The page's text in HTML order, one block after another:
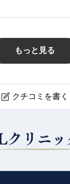
いる可能性はある
ﾉ⁠✧★待ち時間等
日にて〜8:10 既に
。その時点では20数
歴数回ですが、良い
もっと見る
 クチコミを書く
チコミは投稿できま